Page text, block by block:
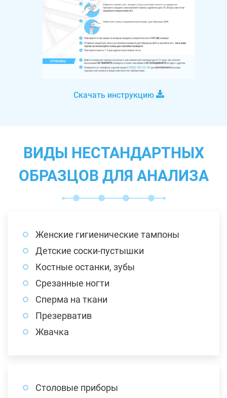
Скачать инструкцию
ВИДЫ НЕСТАНДАРТНЫХ
ОБРАЗЦОВ ДЛЯ АНАЛИЗА
Женские гигиенические тампоны
Детские соски-пустышки
Костные останки, зубы
Срезанные ногти
Сперма на ткани
Презерватив
Жвачка
Столовые приборы